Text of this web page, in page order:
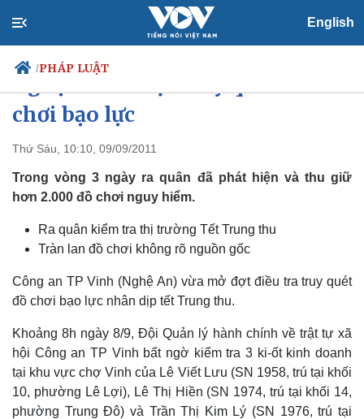
English
/PHÁP LUẬT
Chính trị
Đảng
Tổ chức nhân sự
Nhận diện sự thật
Tin 24h
Dấu ấn VOV
Việc làm
Biển đảo
chơi bạo lực
Thứ Sáu, 10:10, 09/09/2011
Trong vòng 3 ngày ra quân đã phát hiện và thu giữ
hơn 2.000 đồ chơi nguy hiểm.
Ra quân kiểm tra thị trường Tết Trung thu
Tràn lan đồ chơi không rõ nguồn gốc
Công an TP Vinh (Nghệ An) vừa mở đợt điều tra truy quét
đồ chơi bạo lực nhân dịp tết Trung thu.
Khoảng 8h ngày 8/9, Đội Quản lý hành chính về trật tự xã
hội Công an TP Vinh bất ngờ kiểm tra 3 ki-ốt kinh doanh
tại khu vực chợ Vinh của Lê Viết Lưu (SN 1958, trú tại khối
10, phường Lê Lợi), Lê Thị Hiền (SN 1974, trú tại khối 14,
phường Trung Đô) và Trần Thị Kim Lý (SN 1976, trú tại